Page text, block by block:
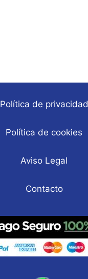
Política de privacidad
Política de cookies
Aviso Legal
Contacto